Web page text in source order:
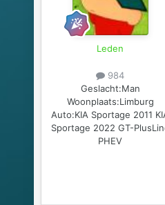
Leden
984
Geslacht:Man
Woonplaats:Limburg
Auto:KIA Sportage 2011
Sportage 2022 GT-
PHEV